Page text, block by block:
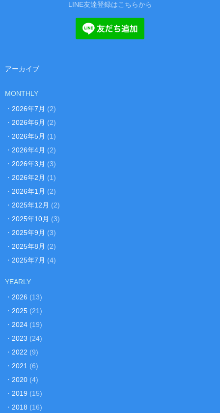
LINE友達登録はこちらから
アーカイブ
MONTHLY
・ 2026年7月 (2)
・ 2026年6月 (2)
・ 2026年5月 (1)
・ 2026年4月 (2)
・ 2026年3月 (3)
・ 2026年2月 (1)
・ 2026年1月 (2)
・ 2025年12月 (2)
・ 2025年10月 (3)
・ 2025年9月 (3)
・ 2025年8月 (2)
・ 2025年7月 (4)
YEARLY
・ 2026 (13)
・ 2025 (21)
・ 2024 (19)
・ 2023 (24)
・ 2022 (9)
・ 2021 (6)
・ 2020 (4)
・ 2019 (15)
・ 2018 (16)